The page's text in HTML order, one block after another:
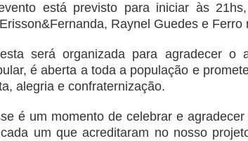
está previsto para iniciar às
Raynel Guedes e Ferro
será organizada para agradecer o
é aberta a toda a população e
alegria e confraternização.
é um momento de celebrar e
um que acreditaram no nosso